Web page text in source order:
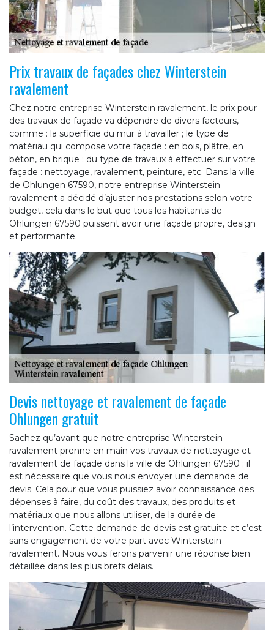
Prix travaux de façades chez Winterstein
ravalement
Chez notre entreprise Winterstein ravalement, le prix pour
des travaux de façade va dépendre de divers facteurs,
comme : la superficie du mur à travailler ; le type de
matériau qui compose votre façade : en bois, plâtre, en
béton, en brique ; du type de travaux à effectuer sur votre
façade : nettoyage, ravalement, peinture, etc. Dans la ville
de Ohlungen 67590, notre entreprise Winterstein
ravalement a décidé d’ajuster nos prestations selon votre
budget, cela dans le but que tous les habitants de
Ohlungen 67590 puissent avoir une façade propre, design
et performante.
Devis nettoyage et ravalement de façade
Ohlungen gratuit
Sachez qu’avant que notre entreprise Winterstein
ravalement prenne en main vos travaux de nettoyage et
ravalement de façade dans la ville de Ohlungen 67590 ; il
est nécessaire que vous nous envoyer une demande de
devis. Cela pour que vous puissiez avoir connaissance des
dépenses à faire, du coût des travaux, des produits et
matériaux que nous allons utiliser, de la durée de
l’intervention. Cette demande de devis est gratuite et c’est
sans engagement de votre part avec Winterstein
ravalement. Nous vous ferons parvenir une réponse bien
détaillée dans les plus brefs délais.